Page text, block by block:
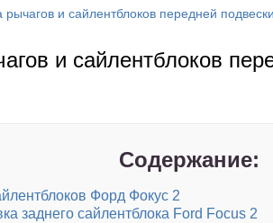
и сайлентблоков передней
и сайлентблоков
Содержание:
Форд Фокус 2
заднего сайлентблока Ford Focus 2